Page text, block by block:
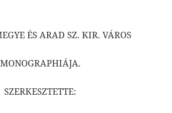
ÉS ARAD SZ. KIR. VÁROS
MONOGRAPHIÁJA.
SZERKESZTETTE: